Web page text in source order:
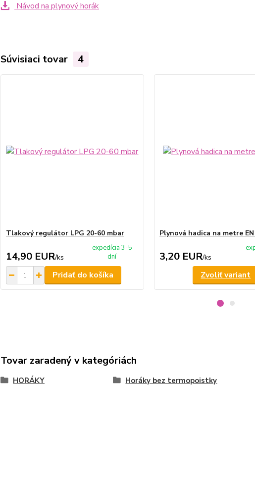
Návod na plynový horák
Súvisiaci tovar 4
Tlakový regulátor LPG 20-60 mbar
14,90 EUR/ks
expedícia 3-5
dní
Pridať do košíka
Plynová hadica na metre
3,20 EUR/ks
Zvoliť variant
Tovar zaradený v kategóriách
HORÁKY Horáky bez termopoistky